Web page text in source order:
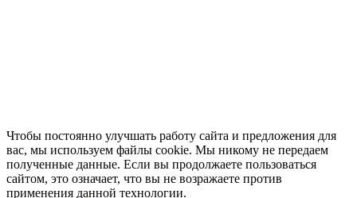
Чтобы постоянно улучшать работу сайта и предложения для
вас, мы используем файлы cookie. Мы никому не передаем
полученные данные. Если вы продолжаете пользоваться
сайтом, это означает, что вы не возражаете против
применения данной технологии.